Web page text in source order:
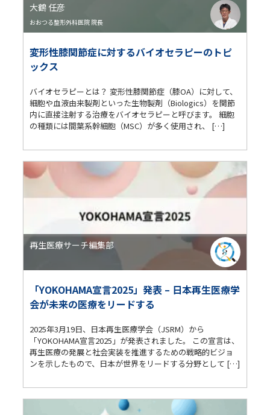
大鶴 任彦
おおつる整形外科医院 院長
変形性膝関節症に対するバイオセラピーのトピ
ックス
バイオセラピーとは？ 変形性膝関節症（膝OA）に対して、
細胞や血液由来製剤といった生物製剤（Biologics）を関節
内に直接注射する治療をバイオセラピーと呼びます。 細胞
の種類には間葉系幹細胞（MSC）が多く使用され、 […]
再生医療サーチ編集部
「YOKOHAMA宣言2025」発表 – 日本再生医療学
会が未来の医療をリードする
2025年3月19日、日本再生医療学会（JSRM）から
「YOKOHAMA宣言2025」が発表されました。 この宣言は、
再生医療の発展と社会実装を推進するための戦略的ビジョ
ンを示したもので、日本が世界をリードする分野として […]